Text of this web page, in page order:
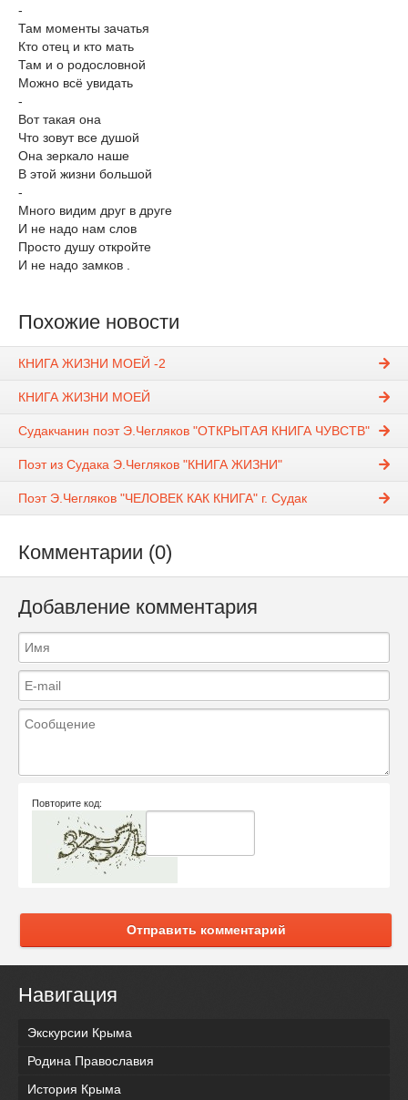
-
Там моменты зачатья
Кто отец и кто мать
Там и о родословной
Можно всё увидать
-
Вот такая она
Что зовут все душой
Она зеркало наше
В этой жизни большой
-
Много видим друг в друге
И не надо нам слов
Просто душу откройте
И не надо замков .
Похожие новости
КНИГА ЖИЗНИ МОЕЙ -2
КНИГА ЖИЗНИ МОЕЙ
Судакчанин поэт Э.Чегляков "ОТКРЫТАЯ КНИГА ЧУВСТВ"
Поэт из Судака Э.Чегляков "КНИГА ЖИЗНИ"
Поэт Э.Чегляков "ЧЕЛОВЕК КАК КНИГА" г. Судак
Комментарии (0)
Добавление комментария
Повторите код:
Отправить комментарий
Навигация
Экскурсии Крыма
Родина Православия
История Крыма